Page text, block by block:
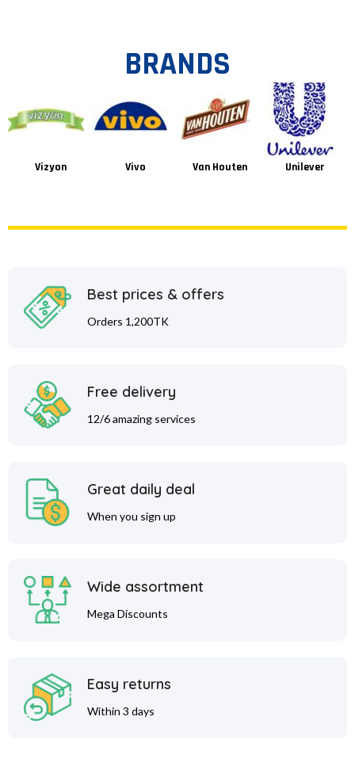
BRANDS
Vizyon Vivo Van Houten Unilever
Best prices & offers
Orders 1,200TK
Free delivery
12/6 amazing services
Great daily deal
When you sign up
Wide assortment
Mega Discounts
Easy returns
Within 3 days